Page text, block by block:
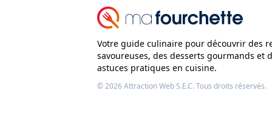
Votre guide culinaire pour découvrir des
savoureuses, des desserts gourmands et
astuces pratiques en cuisine.
© 2026Attraction Web S.E.C.Tous droits réservés.